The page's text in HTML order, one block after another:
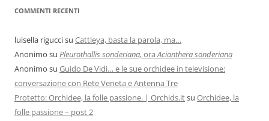
COMMENTI RECENTI
luisella riguccisu Cattleya, basta la parola, ma…
Anonimo su Pleurothallis sonderiana, ora Acianthera sonderiana
Anonimo su Guido De Vidi… e le sue orchidee in televisione:
conversazione con Rete Veneta e Antenna Tre
Protetto: Orchidee, la folle passione. | Orchids.itsu Orchidee, la
folle passione – post 2